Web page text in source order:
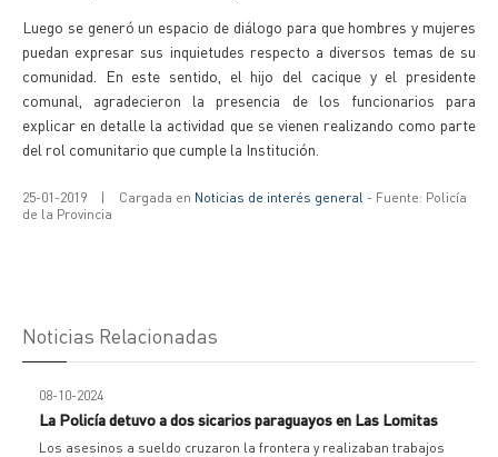
Luego se generó un espacio de diálogo para que hombres y mujeres
puedan expresar sus inquietudes respecto a diversos temas de su
comunidad. En este sentido, el hijo del cacique y el presidente
comunal, agradecieron la presencia de los funcionarios para
explicar en detalle la actividad que se vienen realizando como parte
del rol comunitario que cumple la Institución.
25-01-2019 | Cargada en Noticias de interés general - Fuente: Policía
de la Provincia
Noticias Relacionadas
08-10-2024
La Policía detuvo a dos sicarios paraguayos en Las Lomitas
Los asesinos a sueldo cruzaron la frontera y realizaban trabajos